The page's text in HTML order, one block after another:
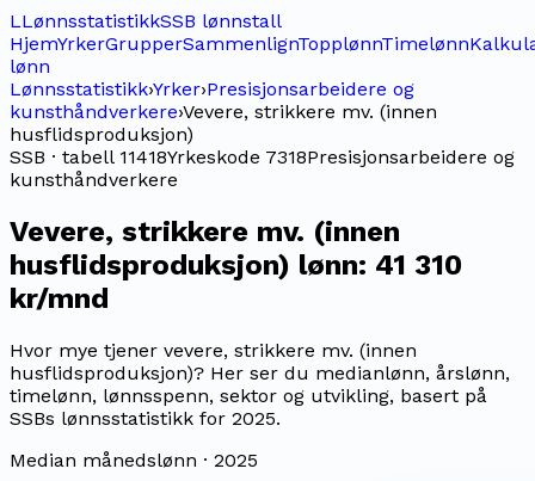
LLønnsstatistikkSSB lønnstall
HjemYrkerGrupperSammenlignTopplønnTimelønn
lønn
Lønnsstatistikk›Yrker›Presisjonsarbeidere og
kunsthåndverkere›Vevere, strikkere mv. (innen
husflidsproduksjon)
SSB · tabell 11418Yrkeskode 7318Presisjonsarbeidere og
kunsthåndverkere
Vevere, strikkere mv. (innen
husflidsproduksjon) lønn: 41 310
kr/mnd
Hvor mye tjener vevere, strikkere mv. (innen
husflidsproduksjon)? Her ser du medianlønn, årslønn,
timelønn, lønnsspenn, sektor og utvikling, basert på
SSBs lønnsstatistikk for 2025.
Median månedslønn · 2025